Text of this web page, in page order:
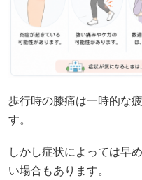
歩行時の膝痛は一時的な
す。
しかし症状によっては早
い場合もあります。